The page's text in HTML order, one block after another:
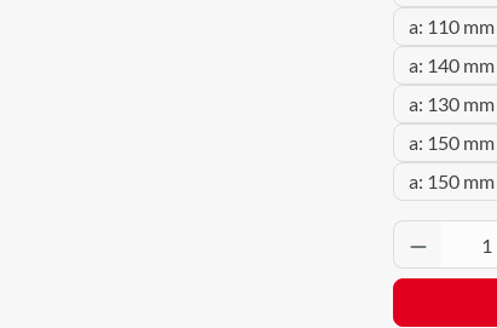
a: 110
a: 140
a: 130
a: 150
a: 150